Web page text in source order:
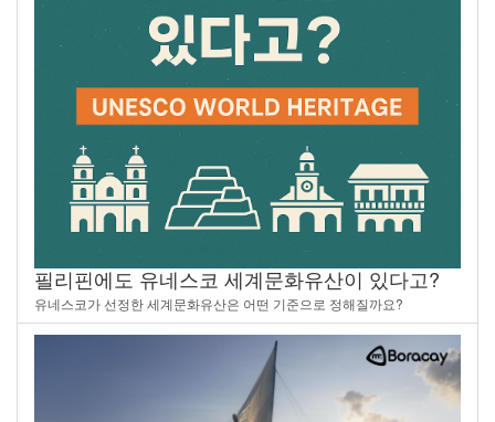
필리핀에도 유네스코 세계문화유산이 있다고?
유네스코가 선정한 세계문화유산은 어떤 기준으로 정해질까요?